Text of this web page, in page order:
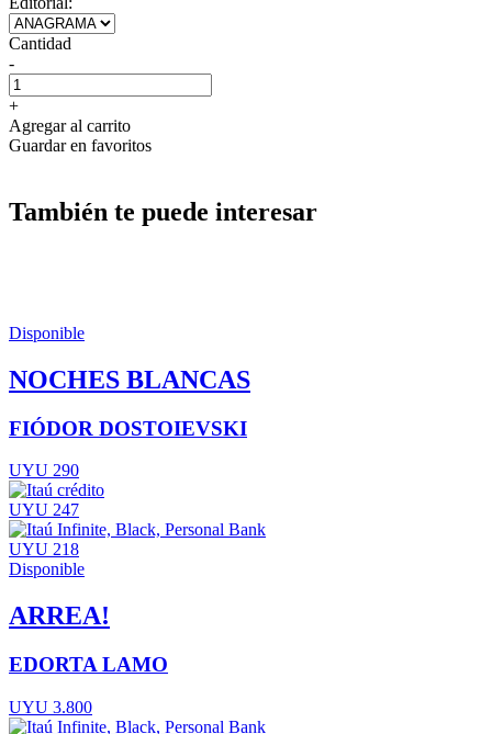
Cantidad
-
+
Agregar al carrito
Guardar en favoritos
También te puede interesar
Disponible
NOCHES BLANCAS
FIÓDOR DOSTOIEVSKI
UYU 290
UYU 247
UYU 218
Disponible
ARREA!
EDORTA LAMO
UYU 3.800